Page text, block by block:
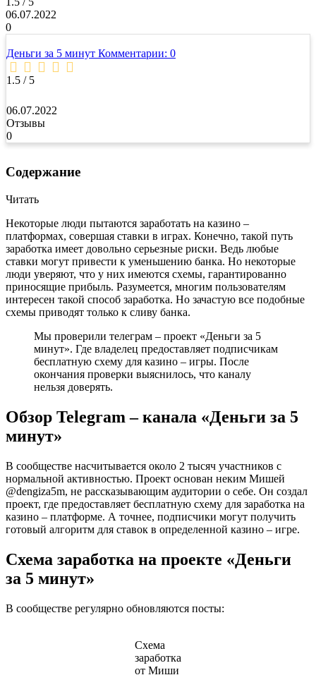
06.07.2022
0
Деньги за 5 минут Комментарии: 0
1.5 / 5
06.07.2022
Отзывы
0
Содержание
Читать
Некоторые люди пытаются заработать на казино –
платформах, совершая ставки в играх. Конечно, такой путь
заработка имеет довольно серьезные риски. Ведь любые
ставки могут привести к уменьшению банка. Но некоторые
люди уверяют, что у них имеются схемы, гарантированно
приносящие прибыль. Разумеется, многим пользователям
интересен такой способ заработка. Но зачастую все подобные
схемы приводят только к сливу банка.
Мы проверили телеграм – проект «Деньги за 5
минут». Где владелец предоставляет подписчикам
бесплатную схему для казино – игры. После
окончания проверки выяснилось, что каналу
нельзя доверять.
Обзор Telegram – канала «Деньги за 5
минут»
В сообществе насчитывается около 2 тысяч участников с
нормальной активностью. Проект основан неким Мишей
@dengiza5m, не рассказывающим аудитории о себе. Он создал
проект, где предоставляет бесплатную схему для заработка на
казино – платформе. А точнее, подписчики могут получить
готовый алгоритм для ставок в определенной казино – игре.
Схема заработка на проекте «Деньги
за 5 минут»
В сообществе регулярно обновляются посты:
Схема
заработка
от Миши